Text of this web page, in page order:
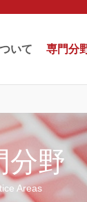
いて 専門分
分野
Areas